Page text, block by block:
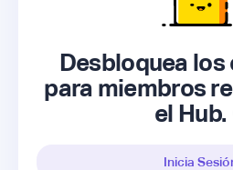
Desbloquea
para miembros
el Hub.
Inicia